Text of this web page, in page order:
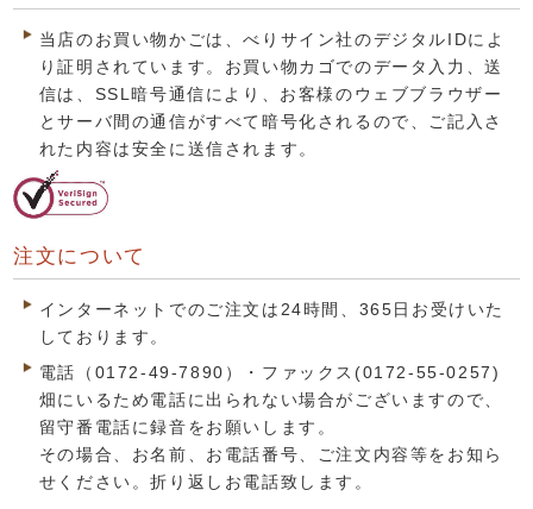
当店のお買い物かごは、べりサイン社のデジタルIDによ
り証明されています。お買い物カゴでのデータ入力、送
信は、SSL暗号通信により、お客様のウェブブラウザー
とサーバ間の通信がすべて暗号化されるので、ご記入さ
れた内容は安全に送信されます。
注文について
インターネットでのご注文は24時間、365日お受けいた
しております。
電話（0172-49-7890）・ファックス(0172-55-0257)
畑にいるため電話に出られない場合がございますので、
留守番電話に録音をお願いします。
その場合、お名前、お電話番号、ご注文内容等をお知ら
せください。折り返しお電話致します。